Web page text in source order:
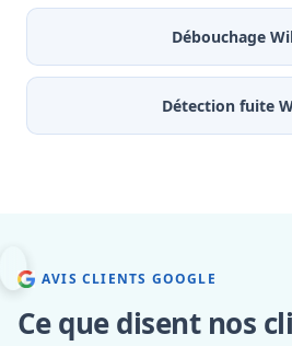
Débouchage
Détection fuite
AVIS CLIENTS GOOGLE
Ce que disent nos